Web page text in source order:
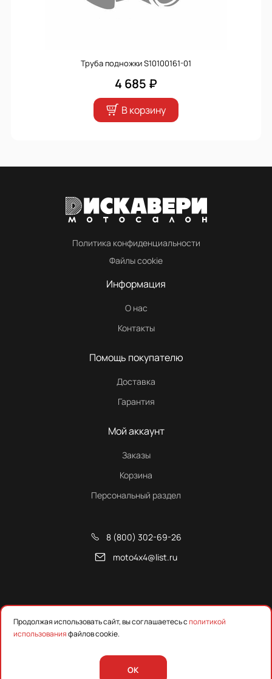
Труба подножки S10100161-01
4 685 ₽
В корзину
Политика конфиденциальности
Файлы cookie
Информация
О нас
Контакты
Помощь покупателю
Доставка
Гарантия
Мой аккаунт
Заказы
Корзина
Персональный раздел
8 (800) 302-69-26
moto4x4@list.ru
Снегоходы, квадроциклы и запчасти от Русской Механики
Предложения на сайте не являются публичной офертой.
Продолжая использовать сайт, вы соглашаетесь сполитикой
использованияфайлов cookie.
OK